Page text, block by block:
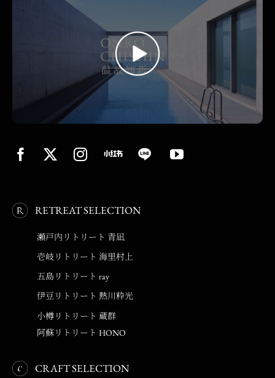
RETREAT SELECTION
瀬戸内リトリート 青凪
壱岐リトリート 海里村上
五島リトリート ray
伊豆リトリート 熱川粋光
小樽リトリート 蔵群
阿蘇リトリート HONO
CRAFT SELECTION